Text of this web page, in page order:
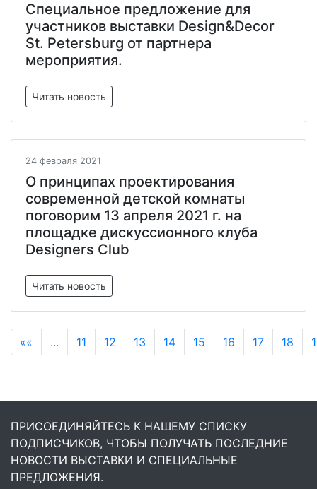
Специальное предложение для
участников выставки Design&Decor
St. Petersburg от партнера
мероприятия.
Читать новость
24 февраля 2021
О принципах проектирования
современной детской комнаты
поговорим 13 апреля 2021 г. на
площадке дискуссионного клуба
Designers Club
Читать новость
«« ... 11 12 13 14 15 16 17 18
ПРИСОЕДИНЯЙТЕСЬ К НАШЕМУ СПИСКУ
ПОДПИСЧИКОВ, ЧТОБЫ ПОЛУЧАТЬ ПОСЛЕДНИЕ
НОВОСТИ ВЫСТАВКИ И СПЕЦИАЛЬНЫЕ
ПРЕДЛОЖЕНИЯ.